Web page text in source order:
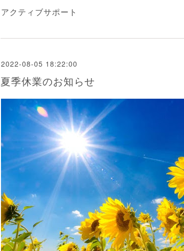
アクティブサポート
2022-08-05 18:22:00
夏季休業のお知らせ